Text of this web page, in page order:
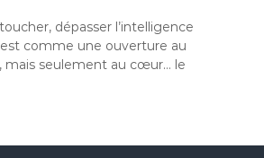
dépasser l’intelligence
comme une ouverture au
mais seulement au cœur… le